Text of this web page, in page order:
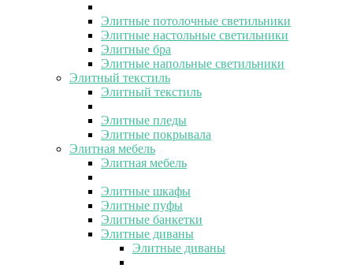
Элитные потолочные светильники
Элитные настольные светильники
Элитные бра
Элитные напольные светильники
Элитный текстиль
Элитный текстиль
Элитные пледы
Элитные покрывала
Элитная мебель
Элитная мебель
Элитные шкафы
Элитные пуфы
Элитные банкетки
Элитные диваны
Элитные диваны